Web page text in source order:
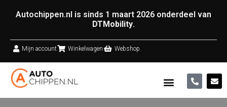
Autochippen.nl is sinds 1 maart 2026 onderdeel van
DTMobility.
Mijn account Winkelwagen Webshop